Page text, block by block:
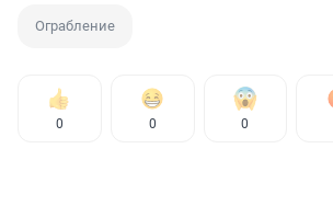
Ограбление
0 0 0